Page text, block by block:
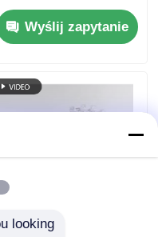
zewnętrznej fasady
Wyślij zapytanie
looking